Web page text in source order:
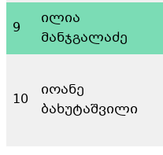
9
ილია
მანჯგალაძე
10
იოანე
ბახუტაშვილი